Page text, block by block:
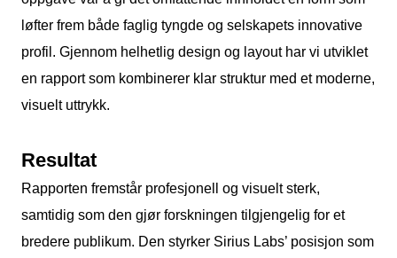
løfter frem både faglig tyngde og selskapets innovative
profil. Gjennom helhetlig design og layout har vi utviklet
en rapport som kombinerer klar struktur med et moderne,
visuelt uttrykk.
Resultat
Rapporten fremstår profesjonell og visuelt sterk,
samtidig som den gjør forskningen tilgjengelig for et
bredere publikum. Den styrker Sirius Labs’ posisjon som